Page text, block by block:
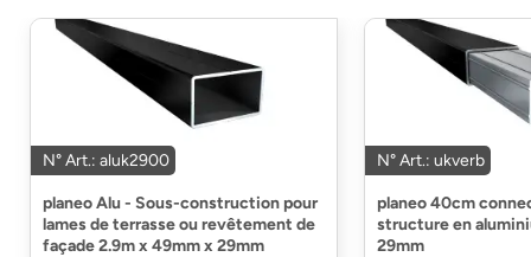
N° Art.: aluk2900
planeo Alu - Sous-construction pour
lames de terrasse ou revêtement de
façade 2.9m x 49mm x 29mm
N° Art.: ukverb
planeo 40cm
structure en
29mm